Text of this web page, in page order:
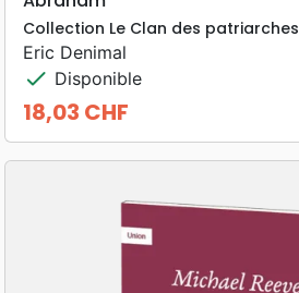
Collection Le Clan des patriarches
Eric Denimal
check Disponible
Prix
18,03 CHF